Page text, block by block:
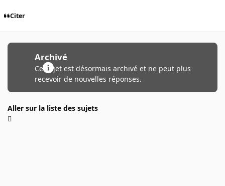
Citer
Archivé
Ce sujet est désormais archivé et ne peut plus
recevoir de nouvelles réponses.
Aller sur la liste des sujets